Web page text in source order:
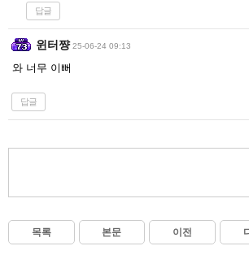
답글
윈터쨩 25-06-24 09:13
와 너무 이뻐
답글
목록 본문 이전